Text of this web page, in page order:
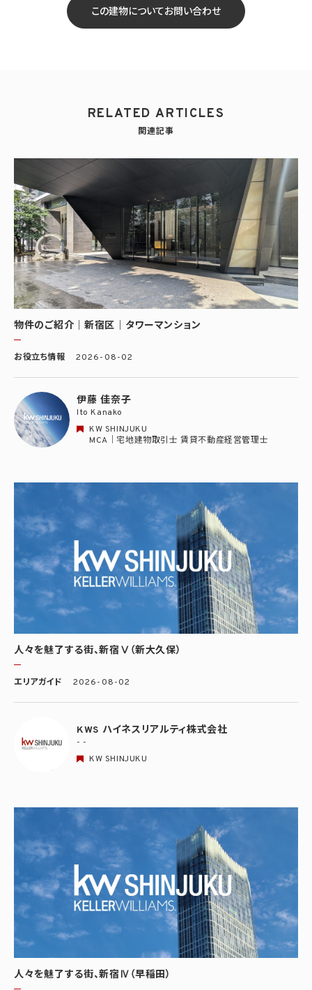
この建物についてお問い合わせ
RELATED ARTICLES
関連記事
物件のご紹介｜新宿区｜タワーマンション
お役立ち情報 2026-08-02
伊藤 佳奈子
Ito Kanako
KW SHINJUKU
MCA｜宅地建物取引士 賃貸不動産経営管理士
人々を魅了する街、新宿Ⅴ（新大久保）
エリアガイド 2026-08-02
KWS ハイネスリアルティ株式会社
- -
KW SHINJUKU
人々を魅了する街、新宿Ⅳ（早稲田）